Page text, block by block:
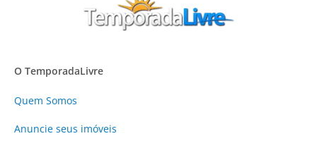
O TemporadaLivre
Quem Somos
Anuncie seus imóveis